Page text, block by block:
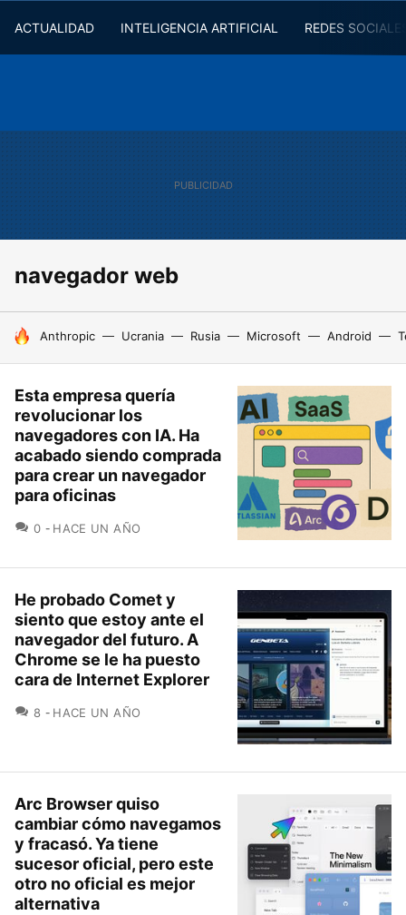
ACTUALIDAD INTELIGENCIA ARTIFICIAL REDES
navegador web
HOY SE HABLA DE
Anthropic Ucrania Rusia Microsoft Android
Esta empresa quería
revolucionar los
navegadores con IA. Ha
acabado siendo comprada
para crear un navegador
para oficinas
0 COMENTARIOS
HACE UN AÑO
He probado Comet y
siento que estoy ante el
navegador del futuro. A
Chrome se le ha puesto
cara de Internet Explorer
8 COMENTARIOS
HACE UN AÑO
Arc Browser quiso
cambiar cómo navegamos
y fracasó. Ya tiene
sucesor oficial, pero este
otro no oficial es mejor
alternativa